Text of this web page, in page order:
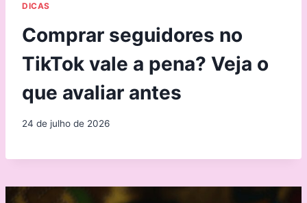
DICAS
Comprar seguidores no
TikTok vale a pena? Veja o
que avaliar antes
24 de julho de 2026